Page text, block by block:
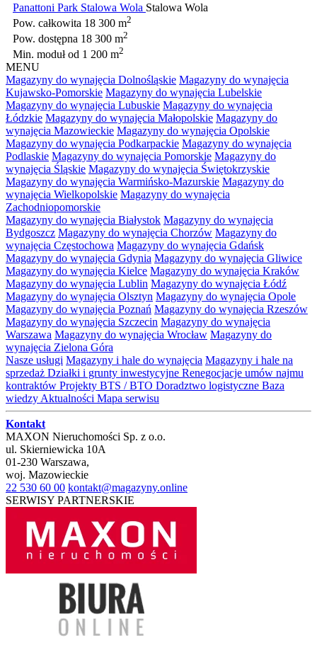
Panattoni Park Stalowa Wola Stalowa Wola
Pow. całkowita 18 300 m2
Pow. dostępna 18 300 m2
Min. modułod 1 200 m2
MENU
Magazyny do wynajęcia Dolnośląskie Magazyny do wynajęcia
Kujawsko-Pomorskie Magazyny do wynajęcia Lubelskie
Magazyny do wynajęcia Lubuskie Magazyny do wynajęcia
Łódzkie Magazyny do wynajęcia Małopolskie Magazyny do
wynajęcia Mazowieckie Magazyny do wynajęcia Opolskie
Magazyny do wynajęcia Podkarpackie Magazyny do wynajęcia
Podlaskie Magazyny do wynajęcia Pomorskie Magazyny do
wynajęcia Śląskie Magazyny do wynajęcia Świętokrzyskie
Magazyny do wynajęcia Warmińsko-Mazurskie Magazyny do
wynajęcia Wielkopolskie Magazyny do wynajęcia
Zachodniopomorskie
Magazyny do wynajęcia Białystok Magazyny do wynajęcia
Bydgoszcz Magazyny do wynajęcia Chorzów Magazyny do
wynajęcia Częstochowa Magazyny do wynajęcia Gdańsk
Magazyny do wynajęcia Gdynia Magazyny do wynajęcia Gliwice
Magazyny do wynajęcia Kielce Magazyny do wynajęcia Kraków
Magazyny do wynajęcia Lublin Magazyny do wynajęcia Łódź
Magazyny do wynajęcia Olsztyn Magazyny do wynajęcia Opole
Magazyny do wynajęcia Poznań Magazyny do wynajęcia Rzeszów
Magazyny do wynajęcia Szczecin Magazyny do wynajęcia
Warszawa Magazyny do wynajęcia Wrocław Magazyny do
wynajęcia Zielona Góra
Nasze usługi Magazyny i hale do wynajęcia Magazyny i hale na
sprzedaż Działki i grunty inwestycyjne Renegocjacje umów najmu
kontraktów Projekty BTS / BTO Doradztwo logistyczne Baza
wiedzyAktualności Mapa serwisu
Kontakt
MAXON Nieruchomości Sp. z o.o.
ul. Skierniewicka 10A
01-230 Warszawa,
woj. Mazowieckie
22 530 60 00 kontakt@magazyny.online
SERWISY PARTNERSKIE